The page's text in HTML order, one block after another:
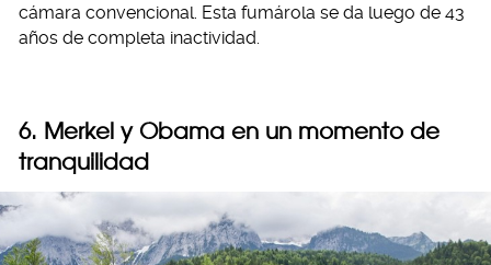
cámara convencional. Esta fumárola se da luego de 43
años de completa inactividad.
6. Merkel y Obama en un momento de
tranquilidad